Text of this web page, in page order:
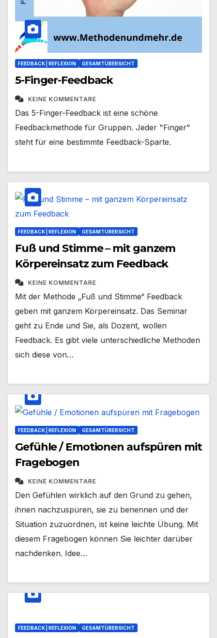
FEEDBACK | REFLEXION GESAMTÜBERSICHT
5-Finger-Feedback
KEINE KOMMENTARE
Das 5-Finger-Feedback ist eine schöne
Feedbackmethode für Gruppen. Jeder "Finger"
steht für eine bestimmte Feedback-Sparte.
FEEDBACK | REFLEXION GESAMTÜBERSICHT
Fuß und Stimme – mit ganzem
Körpereinsatz zum Feedback
KEINE KOMMENTARE
Mit der Methode „Fuß und Stimme“ Feedback
geben mit ganzem Körpereinsatz. Das Seminar
geht zu Ende und Sie, als Dozent, wollen
Feedback. Es gibt viele unterschiedliche Methoden
sich diese von…
FEEDBACK | REFLEXION GESAMTÜBERSICHT
Gefühle / Emotionen aufspüren mit
Fragebogen
KEINE KOMMENTARE
Den Gefühlen wirklich auf den Grund zu gehen,
ihnen nachzuspüren, sie zu benennen und der
Situation zuzuordnen, ist keine leichte Übung. Mit
diesem Fragebogen können Sie leichter darüber
nachdenken. Idee…
FEEDBACK | REFLEXION GESAMTÜBERSICHT